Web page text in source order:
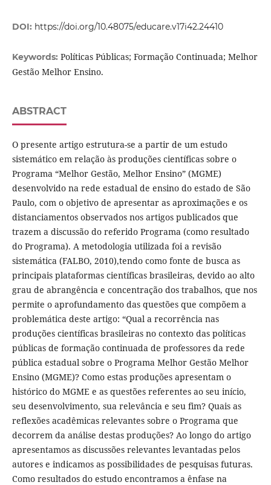
DOI: https://doi.org/10.48075/educare.v17i42.24410
Keywords: Políticas Públicas; Formação Continuada; Melhor
Gestão Melhor Ensino.
ABSTRACT
O presente artigo estrutura-se a partir de um estudo
sistemático em relação às produções científicas sobre o
Programa “Melhor Gestão, Melhor Ensino” (MGME)
desenvolvido na rede estadual de ensino do estado de São
Paulo, com o objetivo de apresentar as aproximações e os
distanciamentos observados nos artigos publicados que
trazem a discussão do referido Programa (como resultado
do Programa). A metodologia utilizada foi a revisão
sistemática (FALBO, 2010),tendo como fonte de busca as
principais plataformas científicas brasileiras, devido ao alto
grau de abrangência e concentração dos trabalhos, que nos
permite o aprofundamento das questões que compõem a
problemática deste artigo: “Qual a recorrência nas
produções científicas brasileiras no contexto das políticas
públicas de formação continuada de professores da rede
pública estadual sobre o Programa Melhor Gestão Melhor
Ensino (MGME)? Como estas produções apresentam o
histórico do MGME e as questões referentes ao seu início,
seu desenvolvimento, sua relevância e seu fim? Quais as
reflexões acadêmicas relevantes sobre o Programa que
decorrem da análise destas produções? Ao longo do artigo
apresentamos as discussões relevantes levantadas pelos
autores e indicamos as possibilidades de pesquisas futuras.
Como resultados do estudo encontramos a ênfase na